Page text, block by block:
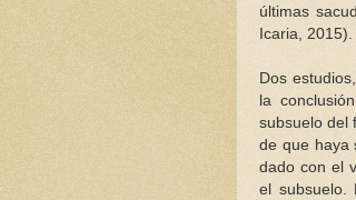
últimas
Icaria, 2015).
Dos
la
subsuelo del
de que haya
dado con el
el subsuelo.